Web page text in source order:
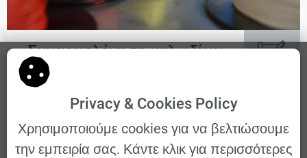
Συναρμολόγηση καλωδίων
Privacy & Cookies Policy
Χρησιμοποιούμε cookies για να βελτιώσουμε
την εμπειρία σας. Κάντε κλικ για περισσότερες